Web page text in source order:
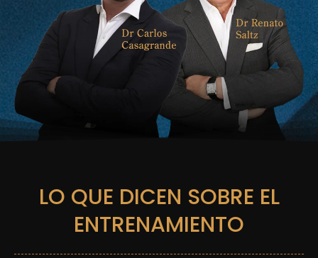
LO QUE DICEN SOBRE EL
ENTRENAMIENTO